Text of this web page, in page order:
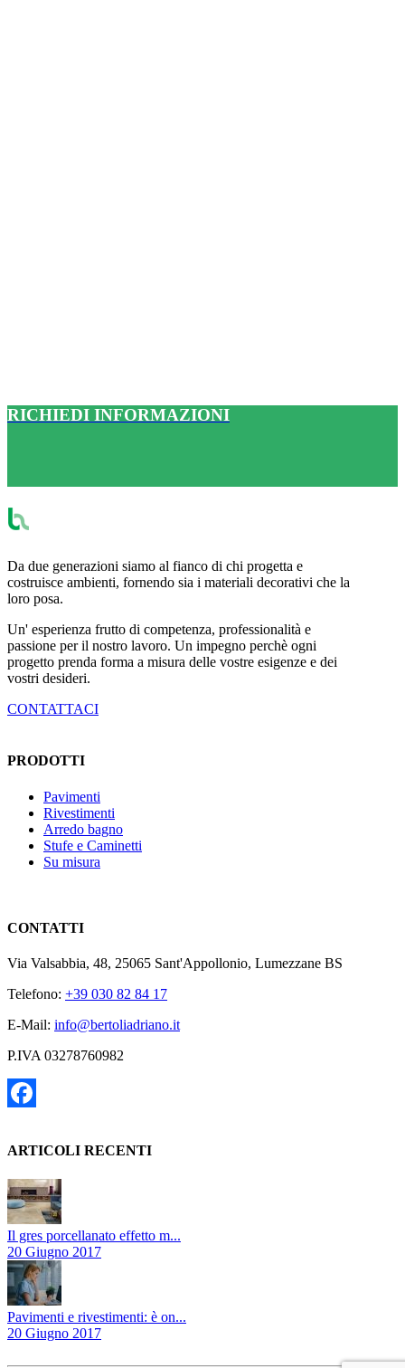
RICHIEDI INFORMAZIONI
Da due generazioni siamo al fianco di chi progetta e
costruisce ambienti, fornendo sia i materiali decorativi che la
loro posa.
Un' esperienza frutto di competenza, professionalità e
passione per il nostro lavoro. Un impegno perchè ogni
progetto prenda forma a misura delle vostre esigenze e dei
vostri desideri.
CONTATTACI
PRODOTTI
Pavimenti
Rivestimenti
Arredo bagno
Stufe e Caminetti
Su misura
CONTATTI
Via Valsabbia, 48, 25065 Sant'Appollonio, Lumezzane BS
Telefono: +39 030 82 84 17
E-Mail: info@bertoliadriano.it
P.IVA 03278760982
ARTICOLI RECENTI
Il gres porcellanato effetto m...
20 Giugno 2017
Pavimenti e rivestimenti: è on...
20 Giugno 2017